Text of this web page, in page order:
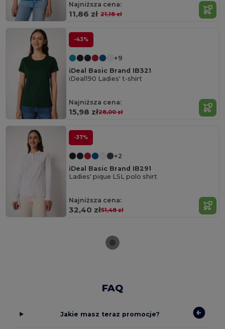
Najniższa cena:
11,86 zł 21,18 zł
-43%
+9
iDeal Basic Brand IB321
iDeal190 Ladies' t-shirt
Najniższa cena:
15,98 zł28,00 zł
-37%
+2
iDeal Basic Brand IB291
Ladies' pique LSL polo shirt
Najniższa cena:
32,40 zł51,48 zł
FAQ
Jakie masz teraz promocje?